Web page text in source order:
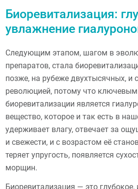
Биоревитализация:
увлажнение
Следующим этапом, шагом в
препаратов, стала
позже, на рубеже двухтысячных, и
революцией, потому что
биоревитализации является
вещество, которое и так есть в
удерживает влагу, отвечает за
и свежести, и с возрастом её
теряет упругость, появляется
морщин.
Биоревитализация — это глубокое,